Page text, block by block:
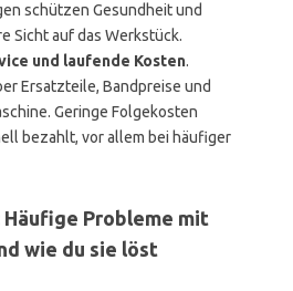
schützen Gesundheit und
Sicht auf das Werkstück.
und laufende Kosten.
Ersatzteile, Bandpreise und
Geringe Folgekosten
bezahlt, vor allem bei häufiger
Probleme mit
wie du sie löst